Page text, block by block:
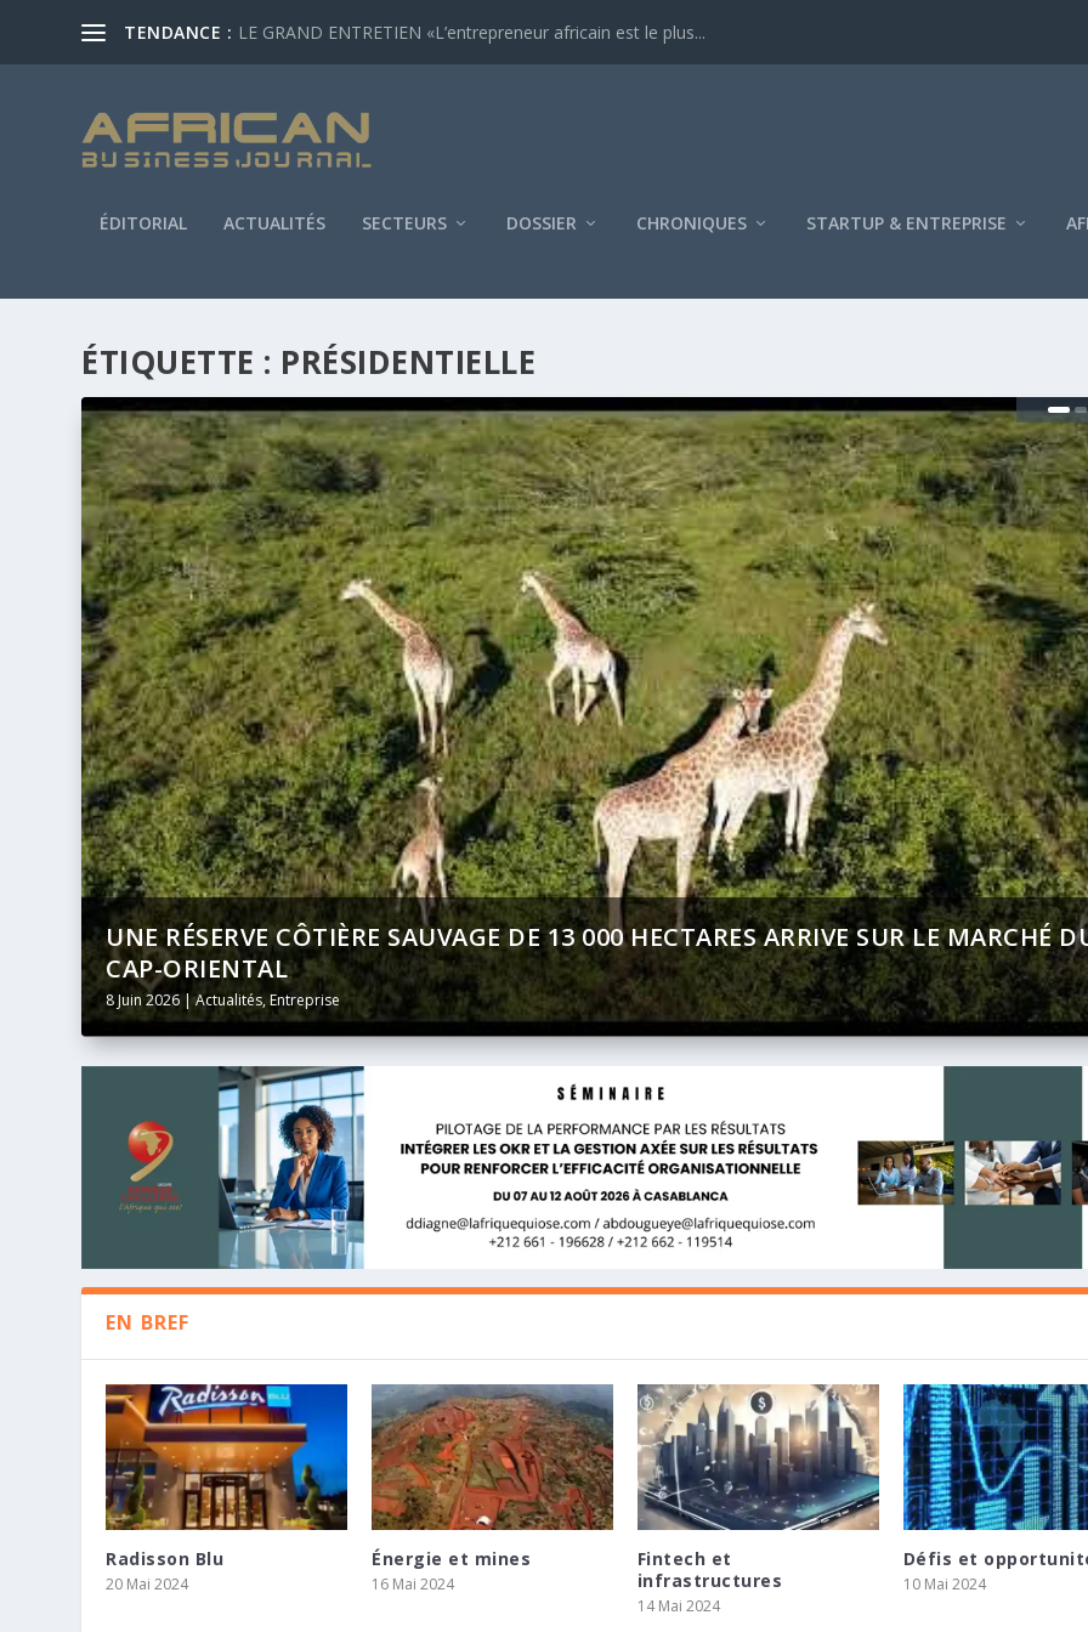
TENDANCE : LE GRAND ENTRETIEN «L’entrepreneur africain est le plus...
ÉDITORIAL ACTUALITÉS SECTEURS DOSSIER CHRONIQUES STARTUP & ENTREPRISE
ÉTIQUETTE : PRÉSIDENTIELLE
BANQUE AFRICAINE DE DÉVELOPPEMENT (BAD) – ASSEMBLÉE ANNUELLES 2026 :
DIFFUSION INTÉGRALE ET EN DIRECT SUR AFRICA 24
24 Mai 2026|Actualités,Entreprise
LE GOUVERNEUR DE LA BANQUE CENTRALE D’ÉGYPTE ET LE PRÉSIDENT
D’AFREXIMBANK TIENNENT UNE CONFÉRENCE DE PRESSE SUR LES P...
STUDIA INC RENFORCE SON DÉVELOPPEMENT EN AFRIQUE ET CONCLUT UN
PARTENARIAT STRATÉGIQUE AVEC D.IA ADVISORY POUR ACCÉLÉRER LE DÉPLOI...
KHOLO CAPITAL ET TENSAI FOURNISSENT 275 MILLIONS ZAR POUR SOUTENIR
MANAGEMENT BUYOUT D’ISAMBANE MINING
EN BREF
Radisson Blu
20 Mai 2024
Énergie et mines
16 Mai 2024
Fintech et
infrastructures
14 Mai 2024
Défis et
10 Mai 2024